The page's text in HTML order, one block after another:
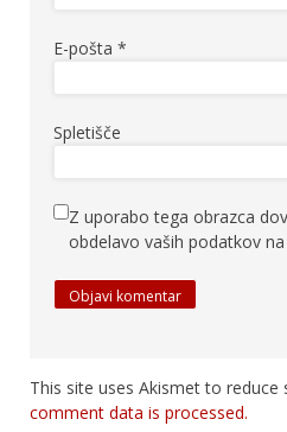
E-pošta *
Spletišče
Z uporabo tega obrazca
obdelavo vaših podatkov
This site uses Akismet to reduce
comment data is processed.